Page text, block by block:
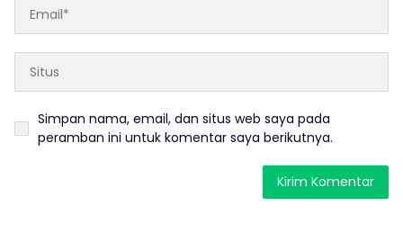
Simpan nama, email, dan situs web saya pada
peramban ini untuk komentar saya berikutnya.